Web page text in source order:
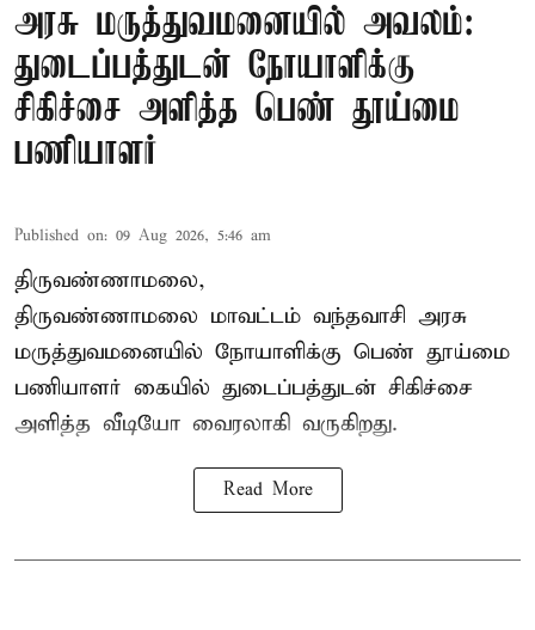
அரசு மருத்துவமனையில் அவலம்:
துடைப்பத்துடன் நோயாளிக்கு
சிகிச்சை அளித்த பெண் தூய்மை
பணியாளர்
Published on: 09 Aug 2026, 5:46 am
திருவண்ணாமலை,
திருவண்ணாமலை மாவட்டம் வந்தவாசி அரசு
மருத்துவமனையில் நோயாளிக்கு பெண் தூய்மை
பணியாளர் கையில் துடைப்பத்துடன் சிகிச்சை
அளித்த வீடியோ வைரலாகி வருகிறது.
Read More